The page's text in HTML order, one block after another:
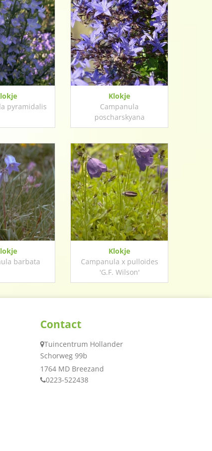
pyramidalis
Klokje
Campanula
poscharskyana
barbata
Klokje
Campanula x pulloides
'G.F. Wilson'
Contact
Tuincentrum Hollander
Schorweg 99b
1764 MD Breezand
0223-522438